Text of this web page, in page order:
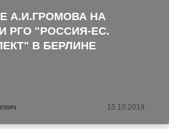
А.И.ГРОМОВА НА
РГО "РОССИЯ-ЕС.
В БЕРЛИНЕ
15.10.2019